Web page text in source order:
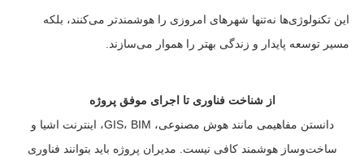
این تکنولوژی‌ها نه‌تنها شهرهای امروزی را هوشمندتر می‌کنند، بلکه
مسیر توسعه پایدار و زندگی بهتر را هموار می‌سازند.
از شناخت فناوری تا اجرای موفق پروژه
دانستن مفاهیمی مانند هوش مصنوعی، GIS، BIM، اینترنت اشیا و
ساخت‌وساز هوشمند کافی نیست. مدیران پروژه باید بتوانند فناوری